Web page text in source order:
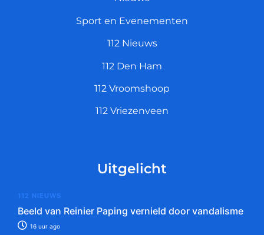
Sport en Evenementen
112 Nieuws
112 Den Ham
112 Vroomshoop
112 Vriezenveen
Uitgelicht
112 NIEUWS
Beeld van Reinier Paping vernield door vandalisme
16 uur ago